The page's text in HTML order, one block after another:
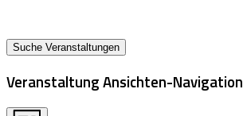
Suche Veranstaltungen
Veranstaltung Ansichten-Navigation